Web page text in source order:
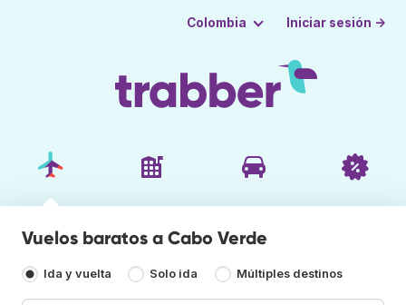
Colombia Iniciar sesión →
Vuelos baratos a Cabo Verde
Ida y vuelta Solo ida Múltiples destinos